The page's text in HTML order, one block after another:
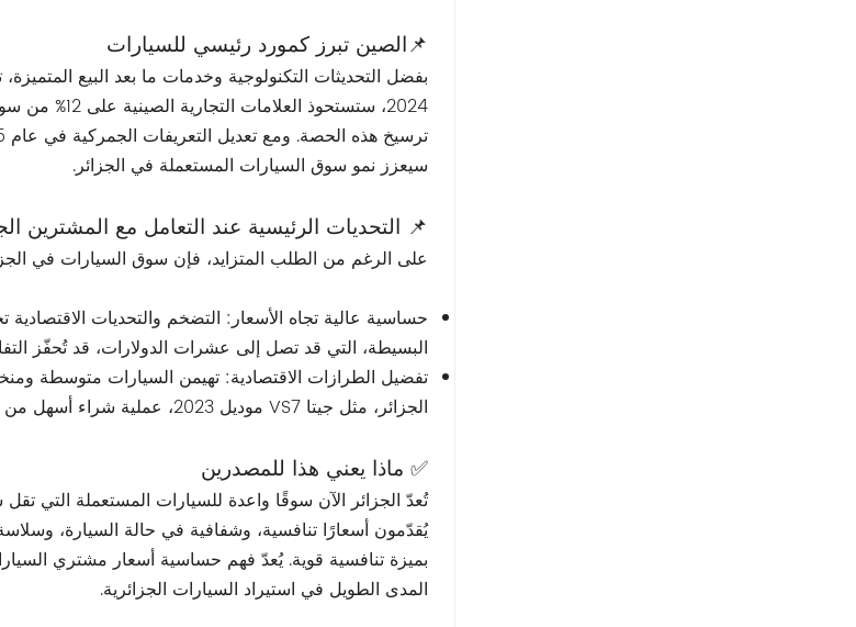
📌الصين تبرز كمورد رئيسي للسيارات
بفضل التحديثات التكنولوجية وخدمات ما بعد البيع
سيعزز نمو سوق السيارات المستعملة في الجزائر.
📌 التحديات الرئيسية عند التعامل مع المشترين
على الرغم من الطلب المتزايد، فإن سوق السيارات في
حساسية عالية تجاه الأسعار: التضخم والتحديات
البسيطة، التي قد تصل إلى عشرات الدولارات، قد تُحفّز
تفضيل الطرازات الاقتصادية: تهيمن السيارات متوسطة
الجزائر، مثل جيتا VS7 موديل 2023، عملية شراء أسهل من السيارات الجديدة، مما يجعلها خيارًا مفضلًا للمشترين المهتمين بالتكلفة.
✅ ماذا يعني هذا للمصدرين
بميزة تنافسية قوية. يُعدّ فهم حساسية أسعار مشتري
المدى الطويل في استيراد السيارات الجزائرية.